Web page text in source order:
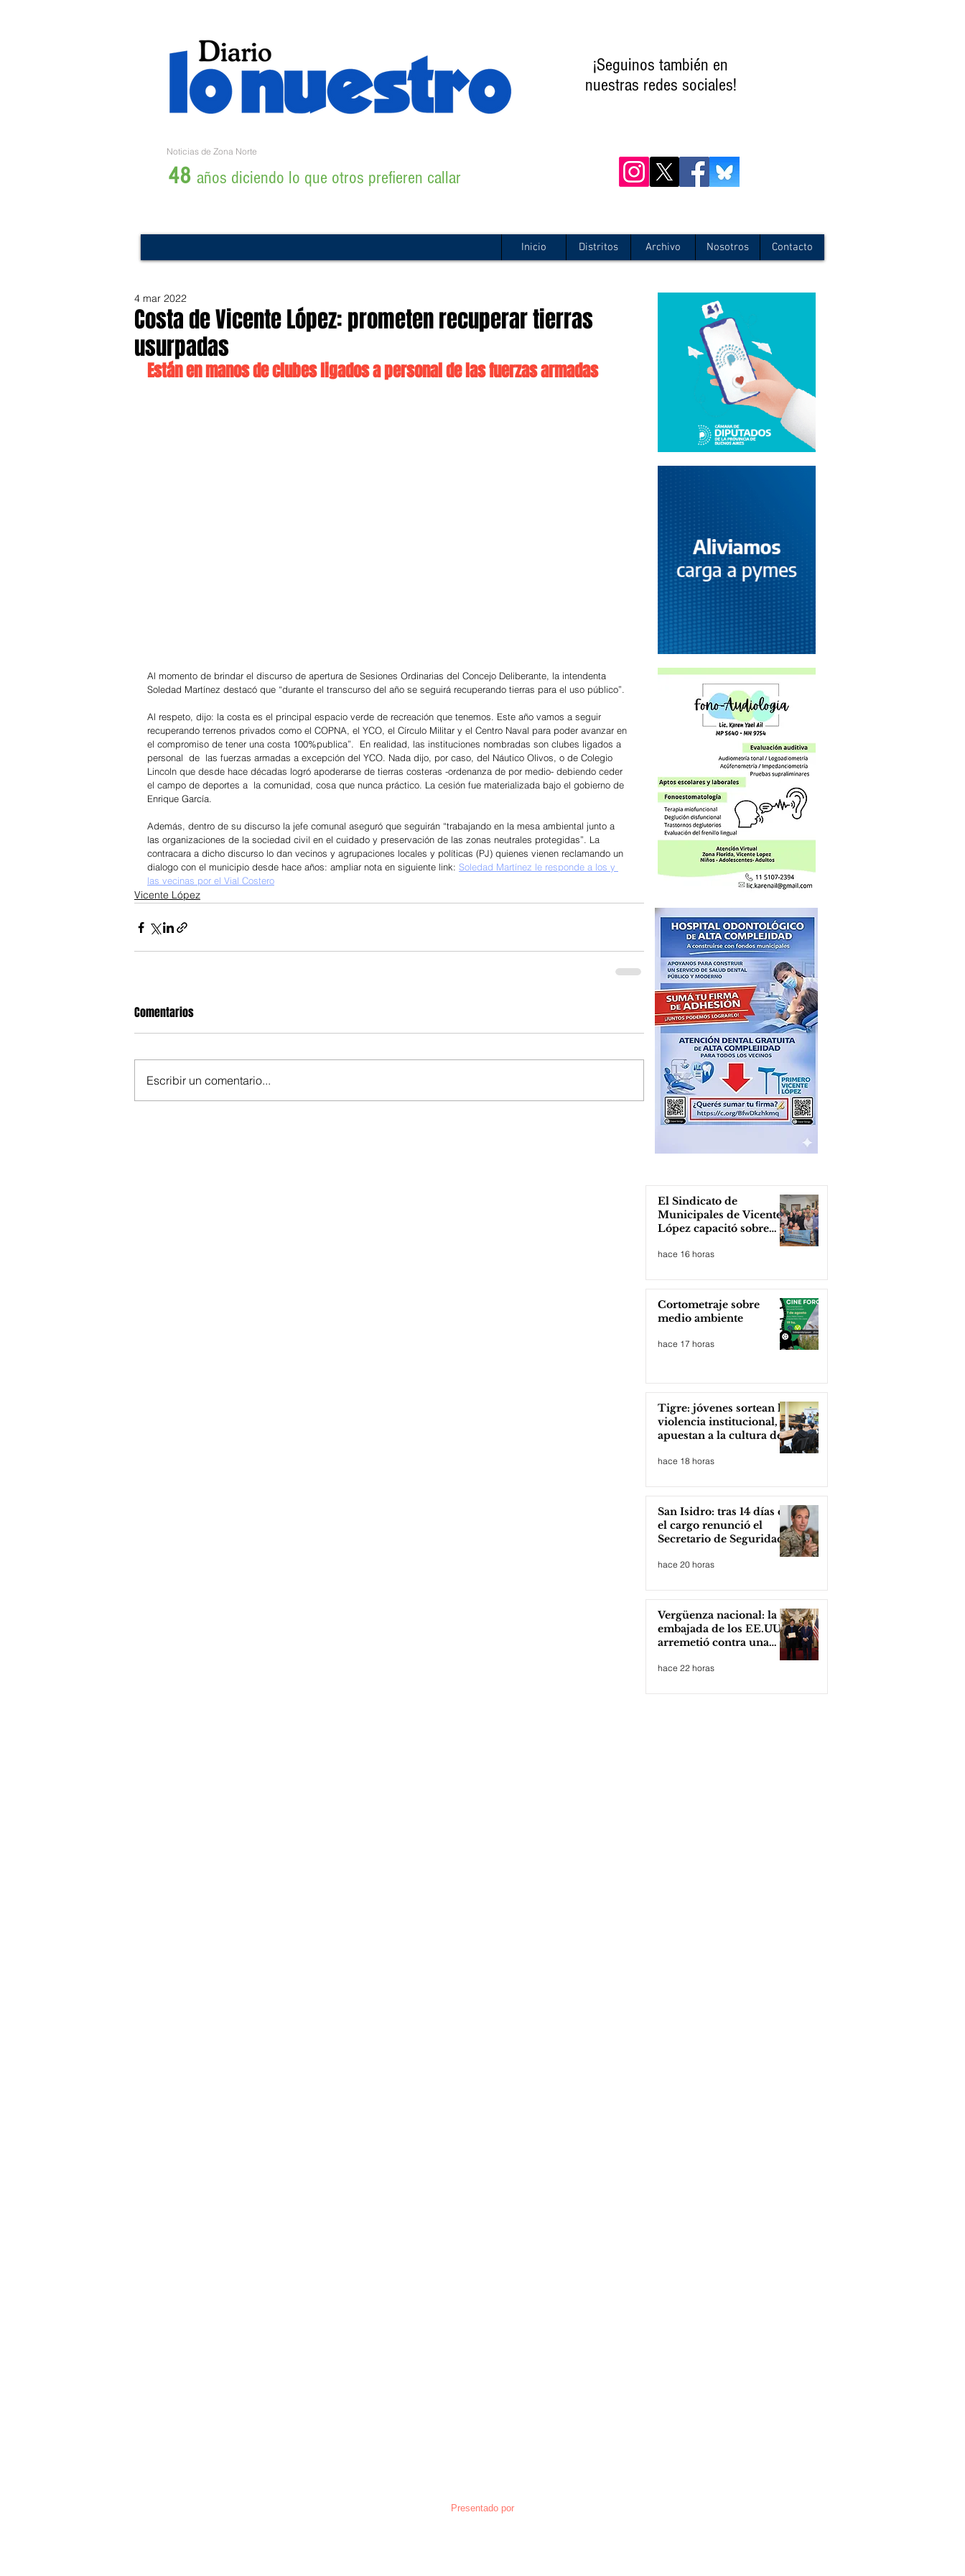
¡Seguinos también en
nuestras redes sociales!
Noticias de Zona Norte
48 años diciendo lo que otros prefieren callar
Inicio Distritos Archivo Nosotros Contacto
Costa de Vicente López: prometen recuperar tierras
usurpadas
4 mar 2022
Están en manos de clubes ligados a personal de las fuerzas armadas
Al momento de brindar el discurso de apertura de Sesiones Ordinarias del Concejo Deliberante, la intendenta
Soledad Martínez destacó que “durante el transcurso del año se seguirá recuperando tierras para el uso público”.
Al respeto, dijo: la costa es el principal espacio verde de recreación que tenemos. Este año vamos a seguir
recuperando terrenos privados como el COPNA, el YCO, el Círculo Militar y el Centro Naval para poder avanzar en
el compromiso de tener una costa 100%publica”.  En realidad, las instituciones nombradas son clubes ligados a
personal  de  las fuerzas armadas a excepción del YCO. Nada dijo, por caso, del Náutico Olivos, o de Colegio
Lincoln que desde hace décadas logró apoderarse de tierras costeras -ordenanza de por medio- debiendo ceder
el campo de deportes a  la comunidad, cosa que nunca práctico. La cesión fue materializada bajo el gobierno de
Enrique García.
Además, dentro de su discurso la jefe comunal aseguró que seguirán “trabajando en la mesa ambiental junto a
las organizaciones de la sociedad civil en el cuidado y preservación de las zonas neutrales protegidas”. La
contracara a dicho discurso lo dan vecinos y agrupaciones locales y políticas (PJ) quienes vienen reclamando un
dialogo con el municipio desde hace años: ampliar nota en siguiente link: Soledad Martínez le responde a los y
las vecinas por el Vial Costero
Vicente López
Comentarios
Escribir un comentario...
El Sindicato de
Municipales de Vicente
López capacitó sobre
hace 16 horas
Cortometraje sobre
medio ambiente
hace 17 horas
Tigre: jóvenes sortean la
violencia institucional,
apuestan a la cultura del
hace 18 horas
San Isidro: tras 14 días en
el cargo renunció el
Secretario de Seguridad
hace 20 horas
Vergüenza nacional: la
embajada de los EE.UU
arremetió contra una
hace 22 horas
Presentado por